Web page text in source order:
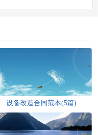
设备改造合同范本(5篇)